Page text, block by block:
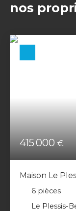
nos
415 000 €
Maison Le
Jardin 466m²
6 pièces
Le Plessis-